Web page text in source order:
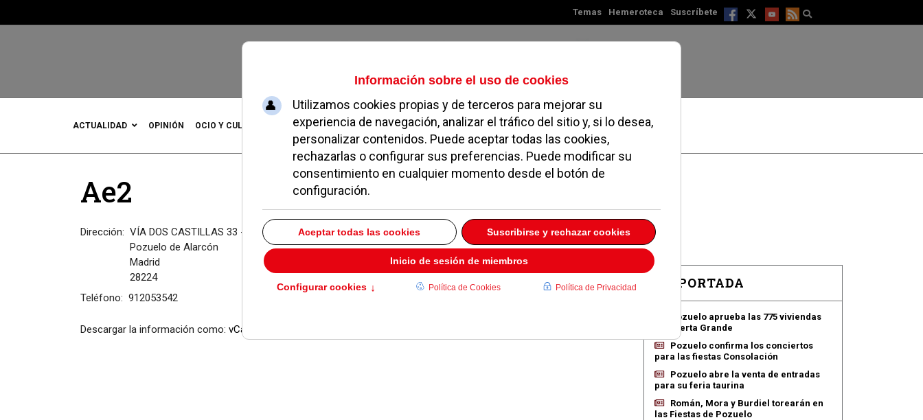
Temas Hemeroteca Suscríbete
Domingo, 09 de agosto de 2026
ACTUALIDAD OPINIÓN OCIO Y CULTURA DEPORTES MADRID NOROESTE SOCIEDAD MAGAZINE SERVICIOS
Ae2
Dirección: VÍA DOS CASTILLAS 33 - ÁTICA edif. 7 - 2º planta B2
Pozuelo de Alarcón
Madrid
28224
Teléfono: 912053542
Descargar la información como: vCard
EN PORTADA
Pozuelo aprueba las 775 viviendas
de Huerta Grande
Pozuelo confirma los conciertos
para las fiestas Consolación
Pozuelo abre la venta de entradas
para su feria taurina
Román, Mora y Burdiel torearán en
las Fiestas de Pozuelo